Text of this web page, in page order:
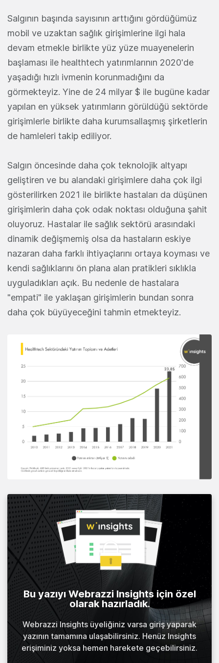
Salgının başında sayısının arttığını gördüğümüz
mobil ve uzaktan sağlık girişimlerine ilgi hala
devam etmekle birlikte yüz yüze muayenelerin
başlaması ile healthtech yatırımlarının 2020'de
yaşadığı hızlı ivmenin korunmadığını da
görmekteyiz. Yine de 24 milyar $ ile bugüne kadar
yapılan en yüksek yatırımların görüldüğü sektörde
girişimlerle birlikte daha kurumsallaşmış şirketlerin
de hamleleri takip ediliyor.
Salgın öncesinde daha çok teknolojik altyapı
geliştiren ve bu alandaki girişimlere daha çok ilgi
gösterilirken 2021 ile birlikte hastaları da düşünen
girişimlerin daha çok odak noktası olduğuna şahit
oluyoruz. Hastalar ile sağlık sektörü arasındaki
dinamik değişmemiş olsa da hastaların eskiye
nazaran daha farklı ihtiyaçlarını ortaya koyması ve
kendi sağlıklarını ön plana alan pratikleri sıklıkla
uyguladıkları açık. Bu nedenle de hastalara
"empati" ile yaklaşan girişimlerin bundan sonra
daha çok büyüyeceğini tahmin etmekteyiz.
Bu yazıyı Webrazzi Insights için özel
olarak hazırladık.
Webrazzi Insights üyeliğiniz varsa giriş yaparak
yazının tamamına ulaşabilirsiniz. Henüz Insights
erişiminiz yoksa hemen harekete geçebilirsiniz.